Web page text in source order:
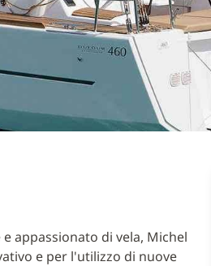
appassionato di vela, Michel
e per l'utilizzo di nuove